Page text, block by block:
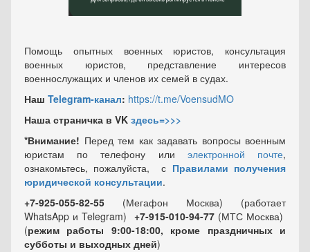
Помощь опытных военных юристов, консультация
военных юристов, представление интересов
военнослужащих и членов их семей в судах.
Наш Telegram-канал: https://t.me/VoensudMO
Наша страничка в VK здесь=>>>
*Внимание! Перед тем как задавать вопросы военным
юристам по телефону или электронной почте,
ознакомьтесь, пожалуйста, с Правилами получения
юридической консультации.
+7-925-055-82-55 (Мегафон Москва) (работает
WhatsApp и Telegram) +7-915-010-94-77 (МТС Москва)
(режим работы 9:00-18:00, кроме праздничных и
субботы и выходных дней)